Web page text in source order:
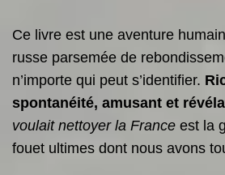
Ce livre est une aventure
russe parsemée de
n’importe qui peut s’identifier.
spontanéité, amusant et
voulait nettoyer la France est la
fouet ultimes dont nous avons